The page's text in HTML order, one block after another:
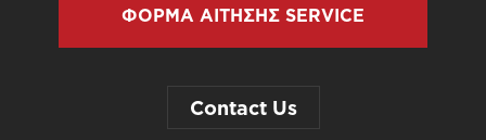
ΦΟΡΜΑ ΑΙΤΗΣΗΣ SERVICE
Contact Us